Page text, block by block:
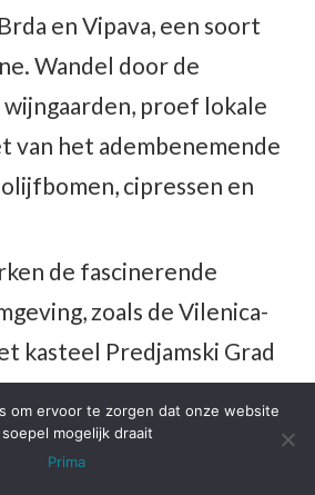
en Vipava, een soort
Wandel door de
proef lokale
van het adembenemende
cipressen en
de fascinerende
zoals de Vilenica-
kasteel Predjamski Grad
gebouwd, en de
Postojna-grot met zijn
stalactieten en
om ervoor te zorgen dat onze website
mogelijk draait
Prima